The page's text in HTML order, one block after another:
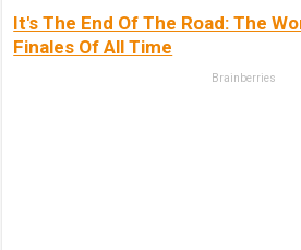
It's The End Of The Road: The
Finales Of All Time
Brainberries